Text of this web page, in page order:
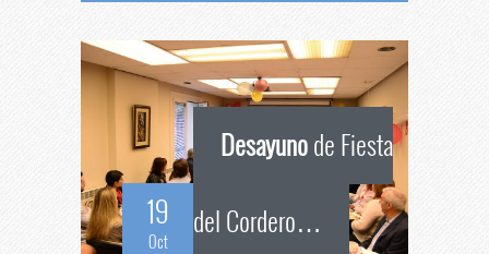
19
Oct
Desayunode Fiesta
del Cordero…